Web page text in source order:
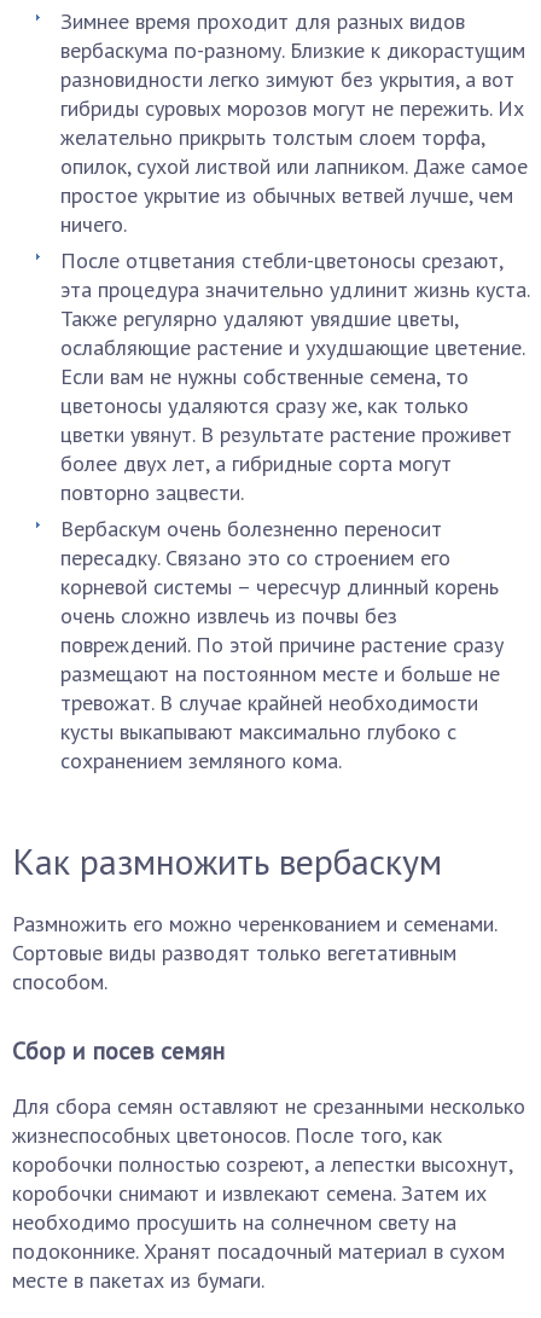
Зимнее время проходит для разных видов
вербаскума по-разному. Близкие к дикорастущим
разновидности легко зимуют без укрытия, а вот
гибриды суровых морозов могут не пережить. Их
желательно прикрыть толстым слоем торфа,
опилок, сухой листвой или лапником. Даже самое
простое укрытие из обычных ветвей лучше, чем
ничего.
После отцветания стебли-цветоносы срезают,
эта процедура значительно удлинит жизнь куста.
Также регулярно удаляют увядшие цветы,
ослабляющие растение и ухудшающие цветение.
Если вам не нужны собственные семена, то
цветоносы удаляются сразу же, как только
цветки увянут. В результате растение проживет
более двух лет, а гибридные сорта могут
повторно зацвести.
Вербаскум очень болезненно переносит
пересадку. Связано это со строением его
корневой системы – чересчур длинный корень
очень сложно извлечь из почвы без
повреждений. По этой причине растение сразу
размещают на постоянном месте и больше не
тревожат. В случае крайней необходимости
кусты выкапывают максимально глубоко с
сохранением земляного кома.
Как размножить вербаскум
Размножить его можно черенкованием и семенами.
Сортовые виды разводят только вегетативным
способом.
Сбор и посев семян
Для сбора семян оставляют не срезанными несколько
жизнеспособных цветоносов. После того, как
коробочки полностью созреют, а лепестки высохнут,
коробочки снимают и извлекают семена. Затем их
необходимо просушить на солнечном свету на
подоконнике. Хранят посадочный материал в сухом
месте в пакетах из бумаги.